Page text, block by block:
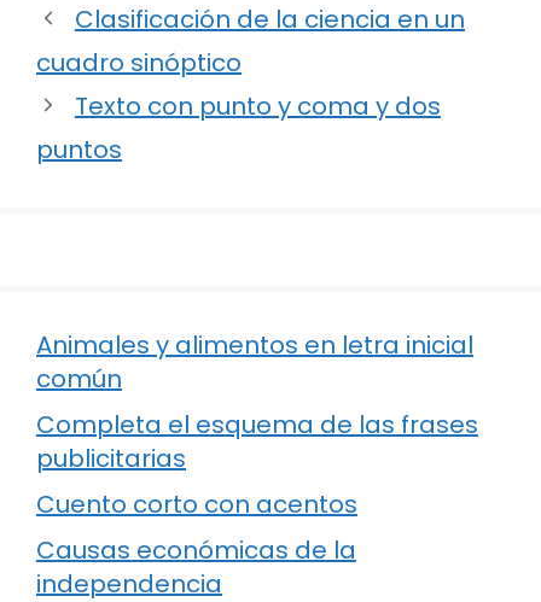
Clasificación de la ciencia en un
cuadro sinóptico
Texto con punto y coma y dos
puntos
Animales y alimentos en letra inicial
común
Completa el esquema de las frases
publicitarias
Cuento corto con acentos
Causas económicas de la
independencia